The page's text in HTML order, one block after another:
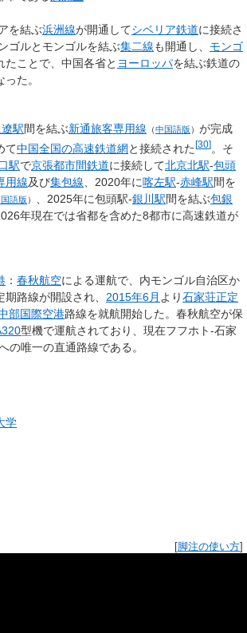
を結ぶ浜洲線が開通してシベリア鉄道に接続さ
ゴルとモンゴルを結ぶ集二線も開通し、 モンゴ
たことで、中国各省と ヨーロッパを結ぶ鉄道の
た。
駅間を結ぶ新通旅客専用線 （中国語版 ） が完成
て中国全国の高速鉄道網と接続された[30]。そ
駅で京張都市間鉄道に接続して北京北駅-包頭
用線及び集包線 、2020年に喀左駅-赤峰駅間を
語版 ） 、2025年に包頭駅-銀川駅間を結ぶ包銀
年現在では省都を含めた8都市に高速鉄道が
： 春秋航空による運航で、 内モンゴル自治区か
路線が開設され、 2015年6月 より石家荘正定
部国際空港路線を就航開始した。春秋航空が保
型機で運航されており、現在フフホト-石家
の唯一の直通路線である。
学
脚注の使い方